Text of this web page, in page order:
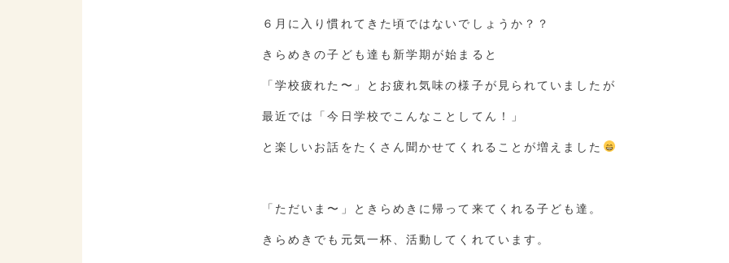
６月に入り慣れてきた頃ではないでしょうか？？
きらめきの子ども達も新学期が始まると
「学校疲れた〜」とお疲れ気味の様子が見られていましたが
最近では「今日学校でこんなことしてん！」
と楽しいお話をたくさん聞かせてくれることが増えました
「ただいま〜」ときらめきに帰って来てくれる子ども達。
きらめきでも元気一杯、活動してくれています。